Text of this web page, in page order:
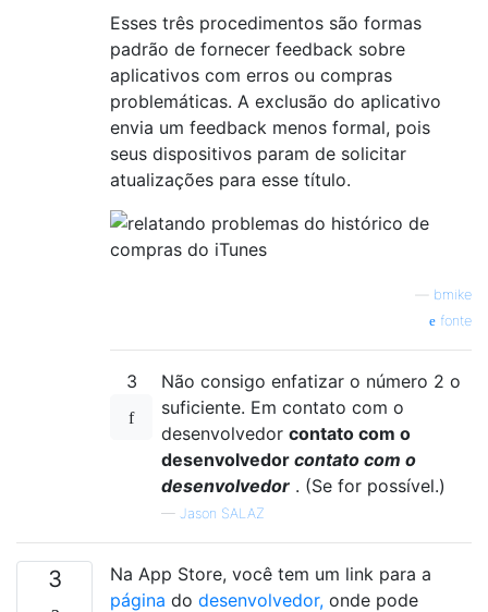
Esses três procedimentos são formas
padrão de fornecer feedback sobre
aplicativos com erros ou compras
problemáticas. A exclusão do aplicativo
envia um feedback menos formal, pois
seus dispositivos param de solicitar
atualizações para esse título.
bmike
fonte
3
Não consigo enfatizar o número 2 o
suficiente. Em contato com o
desenvolvedor contato com o
desenvolvedor contato com o
desenvolvedor . (Se for possível.)
— Jason SALAZ
3
Na App Store, você tem um link para a
página do desenvolvedor, onde pode